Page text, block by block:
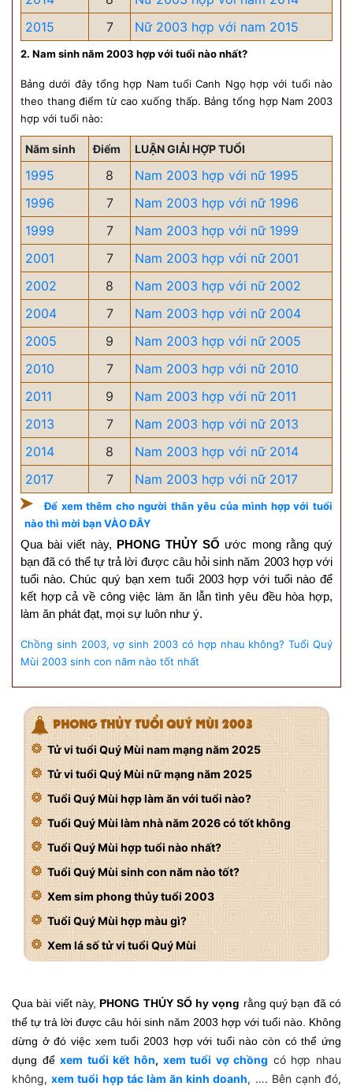
2015
7 Nữ 2003 hợp với nam 2015
2. Nam sinh năm 2003 hợp với tuổi nào nhất?
Bảng dưới đây tổng hợp Nam tuổi Canh Ngọ hợp với tuổi nào
theo thang điểm từ cao xuống thấp. Bảng tổng hợp Nam 2003
hợp với tuổi nào:
Năm sinh Điểm LUẬN GIẢI HỢP TUỔI
1995 8
Nam 2003 hợp với nữ 1995
1996
7
Nam 2003 hợp với nữ 1996
1999
7
Nam 2003 hợp với nữ 1999
2001
7
Nam 2003 hợp với nữ 2001
2002
8
Nam 2003 hợp với nữ 2002
2004
7
Nam 2003 hợp với nữ 2004
2005
9
Nam 2003 hợp với nữ 2005
2010
7
Nam 2003 hợp với nữ 2010
2011
9
Nam 2003 hợp với nữ 2011
2013
7
Nam 2003 hợp với nữ 2013
2014
8
Nam 2003 hợp với nữ 2014
2017
7 Nam 2003 hợp với nữ 2017
Để xem thêm cho người thân yêu của mình hợp với tuổi
nào thì mời bạn VÀO ĐÂY
Qua bài viết này,
PHONG THỦY SỐ ước mong rằng quý
bạn đã có thể tự trả lời được câu hỏi sinh năm 2003 hợp với
tuổi nào. Chúc quý bạn xem tuổi 2003 hợp với tuổi nào để
kết hợp cả về công việc làm ăn lẫn tình yêu đều hòa hợp,
làm ăn phát đạt, mọi sự luôn như ý.
Chồng sinh 2003, vợ sinh 2003 có hợp nhau không? Tuổi Quý
Mùi 2003 sinh con năm nào tốt nhất
PHONG THỦY TUỔI QUÝ MÙI 2003
Tử vi tuổi Quý Mùi nam mạng năm 2025
Tử vi tuổi Quý Mùi nữ mạng năm 2025
Tuổi Quý Mùi hợp làm ăn với tuổi nào?
Tuổi Quý Mùi làm nhà năm 2026 có tốt không
Tuổi Quý Mùi hợp tuổi nào nhất?
Tuổi Quý Mùi sinh con năm nào tốt?
Xem sim phong thủy tuổi 2003
Tuổi Quý Mùi hợp màu gì?
Xem lá số tử vi tuổi Quý Mùi
Qua bài viết này, PHONG THỦY SỐ hy vọng rằng quý bạn đã có
thể tự trả lời được câu hỏi sinh năm 2003 hợp với tuổi nào. Không
dừng ở đó việc xem tuổi 2003 hợp với tuổi nào còn có thể ứng
dụng đểxem tuổi kết hôn, xem tuổi vợ chồng có hợp nhau
không,xem tuổi hợp tác làm ăn kinh doanh, …. Bên cạnh đó,